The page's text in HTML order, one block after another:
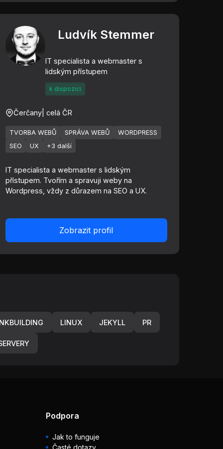
Ludvík Stemmer
IT specialista a webmaster s
lidským přístupem
k dispozici
Čerčany| celá ČR
TVORBA WEBŮ SPRÁVA WEBŮ
WORDPRESS
SEO
UX +3 další
IT specialista a webmaster s lidským
přístupem. Tvořím a spravuji weby na
Wordpress, vždy z důrazem na SEO a UX.
Zobrazit profil
LINUX JEKYLL PR
Podpora
Jak to funguje